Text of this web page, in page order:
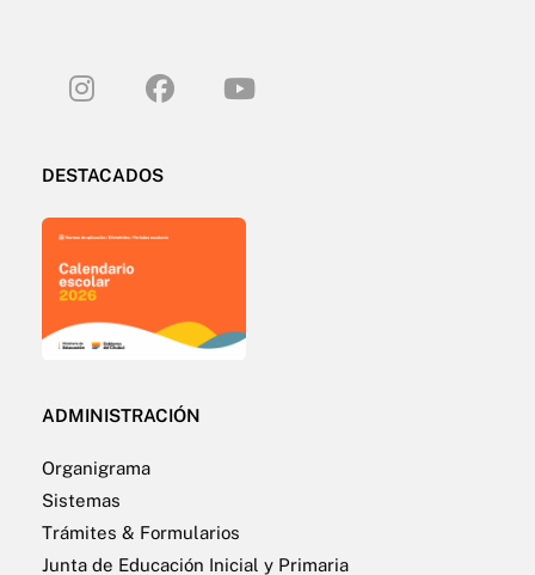
DESTACADOS
ADMINISTRACIÓN
Organigrama
Sistemas
Trámites & Formularios
Junta de Educación Inicial y Primaria